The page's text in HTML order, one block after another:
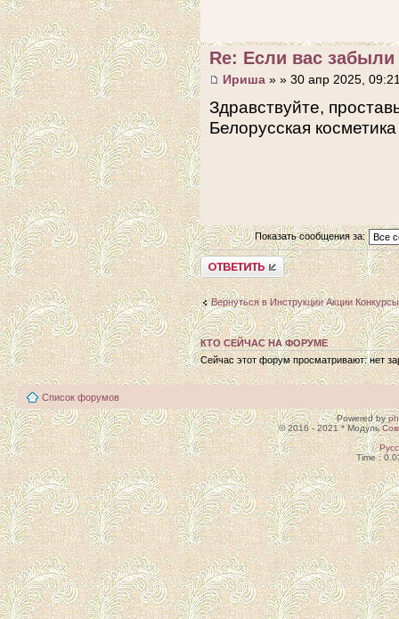
Re: Если вас забыли
Ириша » » 30 апр 2025,
Здравствуйте,
Белорусская косметика
Показать сообщения за:
Ответить
Вернуться в Инструкции Акции Конкурсы
КТО СЕЙЧАС НА ФОРУМЕ
Сейчас этот форум просматривают: нет
Список форумов
Powered by
© 2016 - 2021 * Модуль
Time :